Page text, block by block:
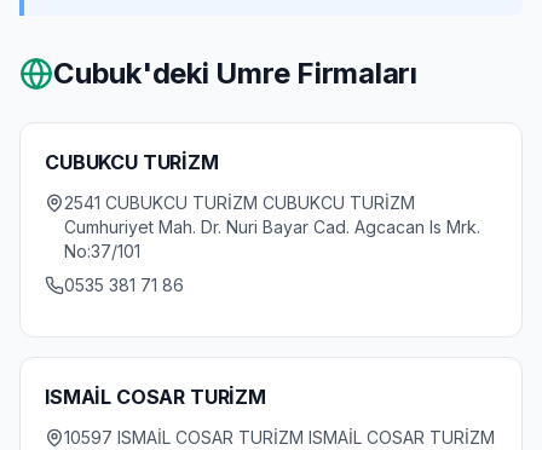
Cubuk'deki Umre Firmaları
CUBUKCU TURİZM
2541 CUBUKCU TURİZM CUBUKCU TURİZM
Cumhuriyet Mah. Dr. Nuri Bayar Cad. Agcacan Is Mrk.
No:37/101
0535 381 71 86
ISMAİL COSAR TURİZM
10597 ISMAİL COSAR TURİZM ISMAİL COSAR TURİZM